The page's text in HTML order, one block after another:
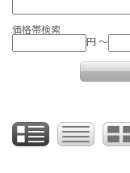
価格帯検索
円 ～